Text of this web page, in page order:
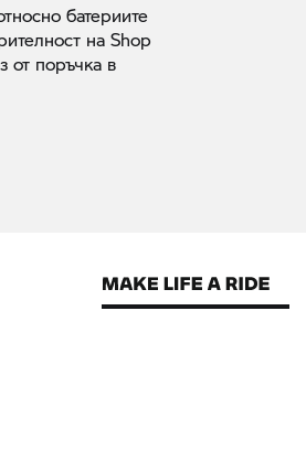
батериите
на Shop
от поръчка в